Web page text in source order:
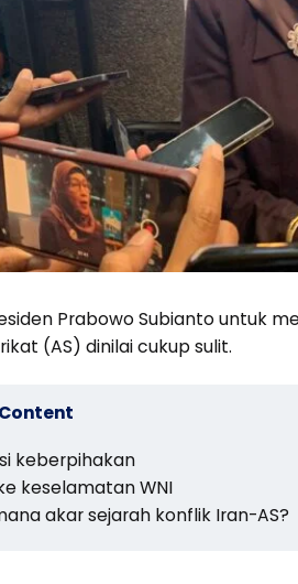
Prabowo Subianto untuk
(AS) dinilai cukup sulit.
keberpihakan
keselamatan WNI
akar sejarah konflik Iran-AS?